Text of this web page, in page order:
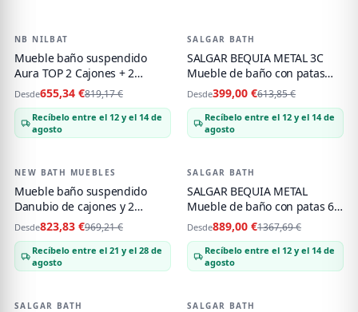
20%
NB NILBAT
Mueble baño suspendido
Aura TOP 2 Cajones + 2
Puertas 100-120-140-160-180-
Desde655,34 €819,17 €
Recíbelo entre el 12 y el 14 de
agosto
-35%
SALGAR BATH
SALGAR BEQUIA METAL 3C
Mueble de baño con patas
80-100-120 Lavabo Veneto
Desde399,00 €613,85 €
Recíbelo entre el 12 y el 14 de
agosto
-15 %
NEW BATH MUEBLES
Mueble baño suspendido
Danubio de cajones y 2
puertas 100,110,...180
Desde823,83 €969,21 €
Recíbelo entre el 21 y el 28 de
agosto
-35%
SALGAR BATH
SALGAR BEQUIA METAL
Mueble de baño con patas 6C
160 Lavabo Vilna Mineral
Desde889,00 €1367,69 €
Recíbelo entre el 12 y el 14 de
agosto
-22%
SALGAR BATH -35%
SALGAR BATH